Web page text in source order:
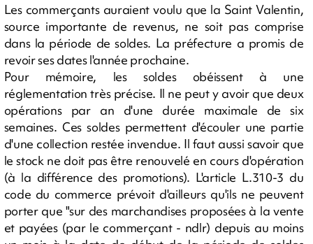
Les commerçants auraient voulu que la Saint Valentin,
source importante de revenus, ne soit pas comprise
dans la période de soldes. La préfecture a promis de
revoir ses dates l'année prochaine.
Pour mémoire, les soldes obéissent à une
réglementation très précise. Il ne peut y avoir que deux
opérations par an d'une durée maximale de six
semaines. Ces soldes permettent d'écouler une partie
d'une collection restée invendue. Il faut aussi savoir que
le stock ne doit pas être renouvelé en cours d'opération
(à la différence des promotions). L'article L.310-3 du
code du commerce prévoit d'ailleurs qu'ils ne peuvent
porter que "sur des marchandises proposées à la vente
et payées (par le commerçant - ndlr) depuis au moins